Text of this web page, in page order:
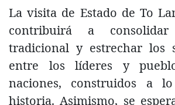
La visita de Estado de To
contribuirá a
tradicional y estrechar los
entre los líderes y
naciones, construidos a
historia. Asimismo, se